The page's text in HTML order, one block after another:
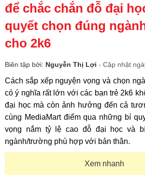
để chắc chắn đỗ đại
quyết chọn đúng
cho 2k6
Biên tập bởi: Nguyễn Thị Lợi - Cập nhật
Cách sắp xếp nguyện vọng và chọn
có ý nghĩa rất lớn với các bạn trẻ 2k6
đại học mà còn ảnh hưởng đến cả
cùng MediaMart điểm qua những bí
vọng nắm tỷ lệ cao đỗ đại học và
ngành/trường phù hợp với bản thân.
Xem nhanh